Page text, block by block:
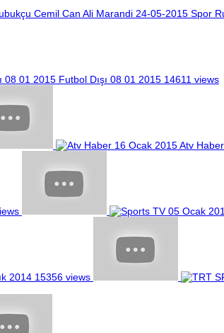
Spor
Futbol Dışı 08 01 2015 14611 views
Atv
2014 15356 views